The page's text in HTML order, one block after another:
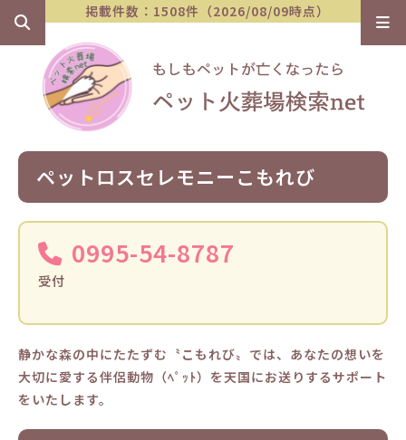
掲載件数：1508件（2026/08/09時点）
ペットロスセレモニーこもれび
0995-54-8787
受付
静かな森の中にたたずむ〝こもれび〟では、あなたの想いを
大切に愛する伴侶動物（ﾍﾟｯﾄ）を天国にお送りするサポート
をいたします。